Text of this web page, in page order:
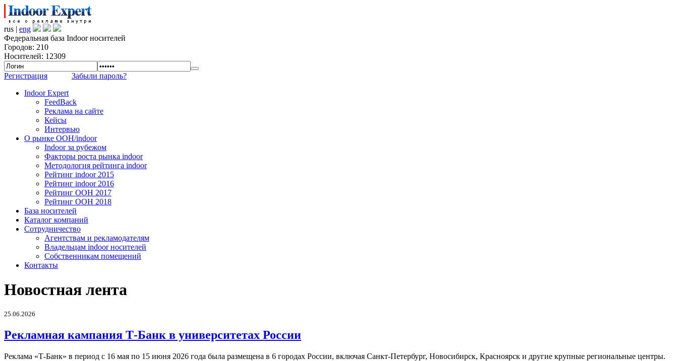
rus | eng
Федеральная база Indoor носителей
Городов: 210
Носителей: 12309
Регистрация
Забыли пароль?
Indoor Expert
FeedBack
Реклама на сайте
Кейсы
Интервью
О рынке OOH/indoor
Indoor за рубежом
Факторы роста рынка indoor
Методология рейтинга indoor
Рейтинг indoor 2015
Рейтинг indoor 2016
Рейтинг OOH 2017
Рейтинг OOH 2018
База носителей
Каталог компаний
Сотрудничество
Агентствам и рекламодателям
Владельцам indoor носителей
Собственникам помещений
Контакты
Новостная лента
25.06.2026
Рекламная кампания Т-Банк в университетах России
Реклама «Т-Банк» в период с 16 мая по 15 июня 2026 года была размещена в 6 городах России, включая Санкт-Петербург, Новосибирск, Красноярск и другие крупные региональные центры.